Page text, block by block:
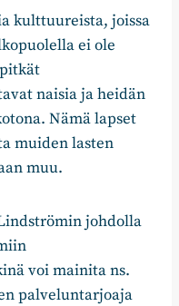
kulttuureista, joissa
ei ole
naisia ja heidän
Nämä lapset
muiden lasten
muu.
johdolla
voi mainita ns.
palveluntarjoaja